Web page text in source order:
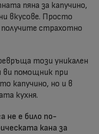
пяна за капучино,
вкусове. Просто
страхотно
този уникален
ви помощник при
капучино, но и в
кухня.
не е било по-
кана за